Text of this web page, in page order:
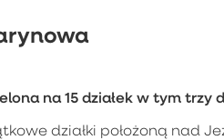
na 15 działek w tym trzy
działki położoną nad